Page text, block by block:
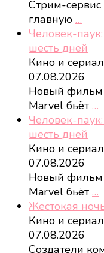
Стрим-сервис
главную …
Человек-
шесть дней
Кино и
07.08.2026
Новый фильм
Marvel бьёт …
Человек-
шесть дней
Кино и
07.08.2026
Новый фильм
Marvel бьёт …
Жестокая
Кино и
07.08.2026
Создатели